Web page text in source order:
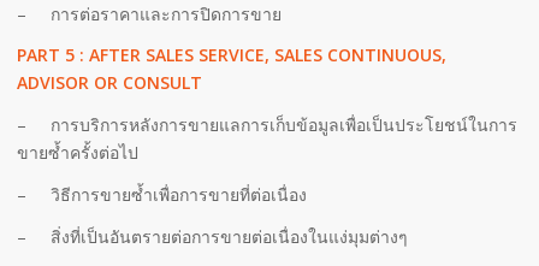
– การต่อราคาและการปิดการขาย
PART 5 : AFTER SALES SERVICE, SALES CONTINUOUS,
ADVISOR OR CONSULT
– การบริการหลังการขายแลการเก็บข้อมูลเพื่อเป็นประโยชน์ในการ
ขายซ้ำครั้งต่อไป
– วิธีการขายซ้ำเพื่อการขายที่ต่อเนื่อง
– สิ่งที่เป็นอันตรายต่อการขายต่อเนื่องในแง่มุมต่างๆ